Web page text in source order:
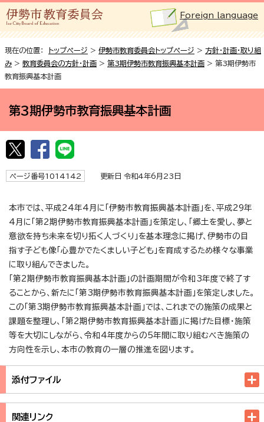
Foreign language
現在の位置： トップページ > 伊勢市教育委員会トップページ > 方針・計画・取り組
み> 教育委員会の方針・計画 > 第3期伊勢市教育振興基本計画 > 第3期伊勢市
教育振興基本計画
第3期伊勢市教育振興基本計画
ページ番号1014142 更新日 令和4年6月23日
本市では、平成24年4月に「伊勢市教育振興基本計画」を、平成29年
4月に「第2期伊勢市教育振興基本計画」を策定し、「郷土を愛し、夢と
意欲を持ち未来を切り拓く人づくり」を基本理念に掲げ、伊勢市の目
指す子ども像「心豊かでたくましい子ども」を育成するため様々な事業
に取り組んできました。
「第2期伊勢市教育振興基本計画」の計画期間が令和3年度で終了す
ることから、新たに「第3期伊勢市教育振興基本計画」を策定しました。
この「第3期伊勢市教育振興基本計画」では、これまでの施策の成果と
課題を整理し、「第2期伊勢市教育振興基本計画」に掲げた目標・施策
等を大切にしながら、令和4年度からの5年間に取り組むべき施策の
方向性を示し、本市の教育の一層の推進を図ります。
添付ファイル
関連リンク